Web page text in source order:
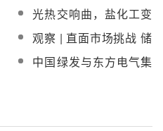
工程熔盐采购项目
研团走进海西基地10万
千瓦光热工程
光热交响曲，盐化工变
奏乐——海西州谱写绿
色发展新乐章
观察 | 直面市场挑战 储
能如何撕下“建而不用”的
标签？
中国绿发与东方电气集